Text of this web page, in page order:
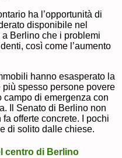
ha l’opportunità di
disponibile nel
Berlino che i problemi
così come l’aumento
hanno esasperato la
spesso persone povere
di emergenza con
Il Senato di Berlino non
offerte concrete. I pochi
di solito dalle chiese.
centro di Berlino